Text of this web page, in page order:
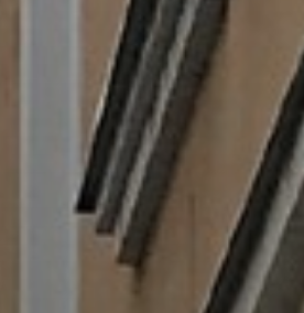
VÁROS
PÉNZÜGYEI
KÖLTSÉGVETÉSI